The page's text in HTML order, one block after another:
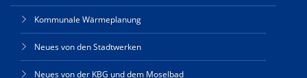
Kommunale Wärmeplanung
Neues von den Stadtwerken
Neues von der KBG und dem Moselbad